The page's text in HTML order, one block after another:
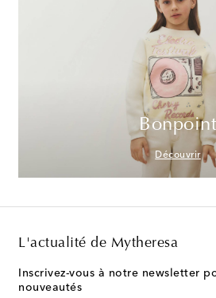
Bonpoint
Découvrir
L'actualité de Mytheresa
Inscrivez-vous à notre newsletter
nouveautés